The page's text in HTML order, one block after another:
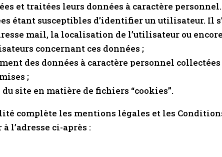
et traitées leurs données à caractère
étant susceptibles d’identifier un utilisateur. Il
mail, la localisation de l’utilisateur ou
concernant ces données ;
des données à caractère personnel
;
site en matière de fichiers “cookies”.
complète les mentions légales et les
l’adresse ci-après :